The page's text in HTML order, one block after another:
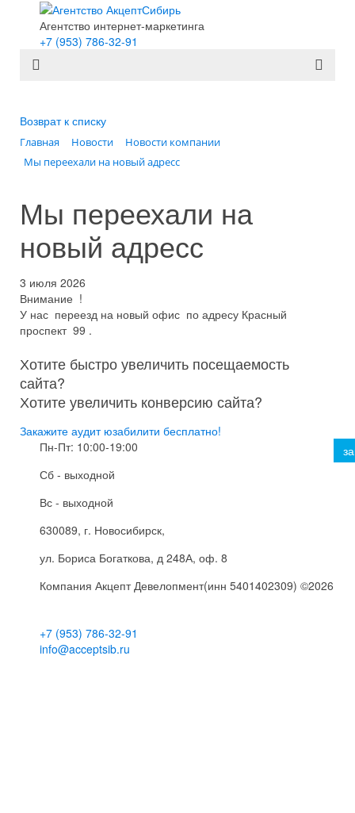
Агентство интернет-маркетинга
+7 (953) 786-32-91
Возврат к списку
Главная Новости
Новости компании
Мы переехали на новый адресс
Мы переехали на
новый адресс
3 июля 2026
Внимание !
У нас переезд на новый офис по адресу Красный
проспект 99 .
Хотите быстро увеличить посещаемость
сайта?
Хотите увеличить конверсию сайта?
Закажите аудит юзабилити бесплатно!
Пн-Пт: 10:00-19:00
Сб - выходной
Вс - выходной
630089, г. Новосибирск,
ул. Бориса Богаткова, д 248А, оф. 8
Компания Акцепт Девелопмент(инн 5401402309) ©2026
+7 (953) 786-32-91
info@acceptsib.ru